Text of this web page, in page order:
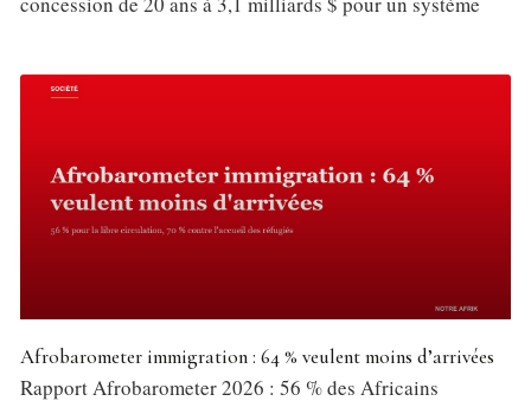
Afrobarometer immigration : 64 % veulent moins d’arrivées
Rapport Afrobarometer 2026 : 56 % des Africains